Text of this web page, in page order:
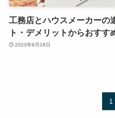
工務店とハウスメーカーの
ト・デメリットからおすす
2023年9月18日
1